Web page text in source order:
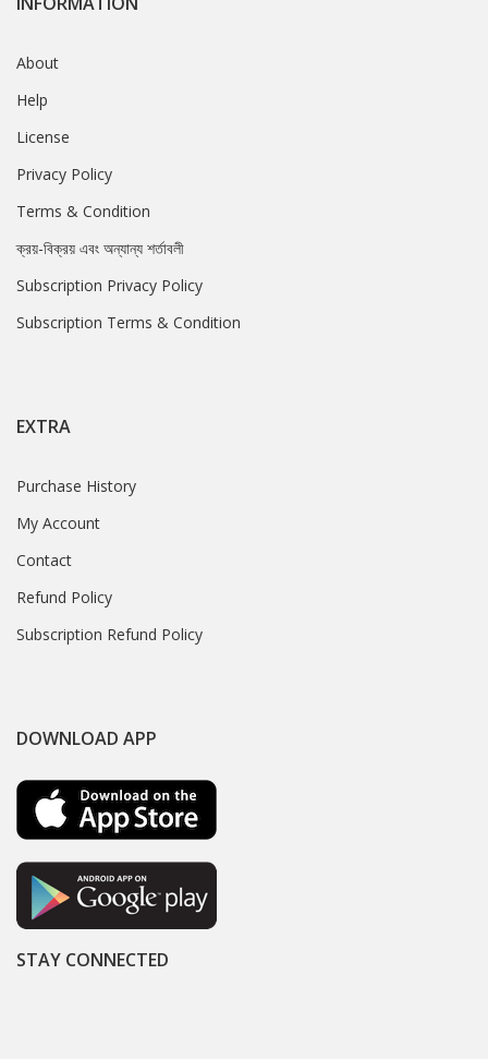
About
Help
License
Privacy Policy
Terms & Condition
ক্রয়-বিক্রয় এবং অন্যান্য শর্তাবলী
Subscription Privacy Policy
Subscription Terms & Condition
EXTRA
Purchase History
My Account
Contact
Refund Policy
Subscription Refund Policy
DOWNLOAD APP
STAY CONNECTED